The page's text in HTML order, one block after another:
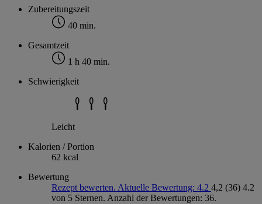
Zubereitungszeit
40 min.
Gesamtzeit
1 h 40 min.
Schwierigkeit
Leicht
Kalorien / Portion
62 kcal
Bewertung
Rezept bewerten. Aktuelle Bewertung: 4.2 4,2 (36) 4.2
von 5 Sternen. Anzahl der Bewertungen: 36.